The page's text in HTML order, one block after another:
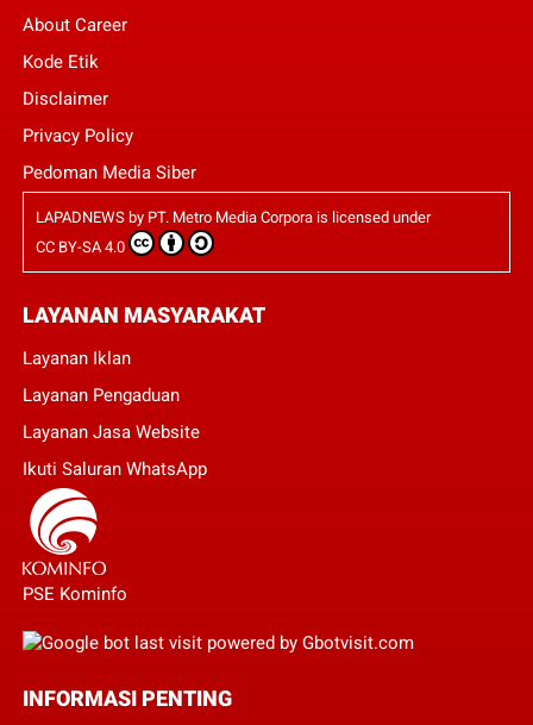
About Career
Kode Etik
Disclaimer
Privacy Policy
Pedoman Media Siber
LAPADNEWSby PT. Metro Media Corporais licensed under
CC BY-SA 4.0
LAYANAN MASYARAKAT
Layanan Iklan
Layanan Pengaduan
Layanan Jasa Website
Ikuti Saluran WhatsApp
PSE Kominfo
INFORMASI PENTING